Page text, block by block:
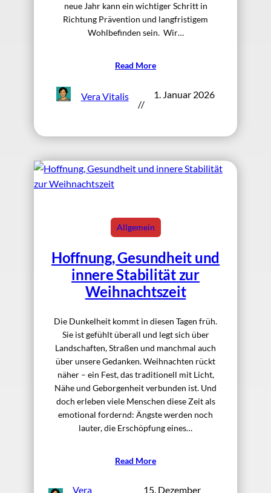
neue Jahr kann ein wichtiger Schritt in
Richtung Prävention und langfristigem
Wohlbefinden sein. Wir…
Read More
Vera Vitalis
//
1. Januar 2026
Allgemein
Hoffnung, Gesundheit und
innere Stabilität zur
Weihnachtszeit
Die Dunkelheit kommt in diesen Tagen früh.
Sie ist gefühlt überall und legt sich über
Landschaften, Straßen und manchmal auch
über unsere Gedanken. Weihnachten rückt
näher – ein Fest, das traditionell mit Licht,
Nähe und Geborgenheit verbunden ist. Und
doch erleben viele Menschen diese Zeit als
emotional fordernd: Ängste werden noch
lauter, die Erschöpfung eines…
Read More
Vera 15. Dezember